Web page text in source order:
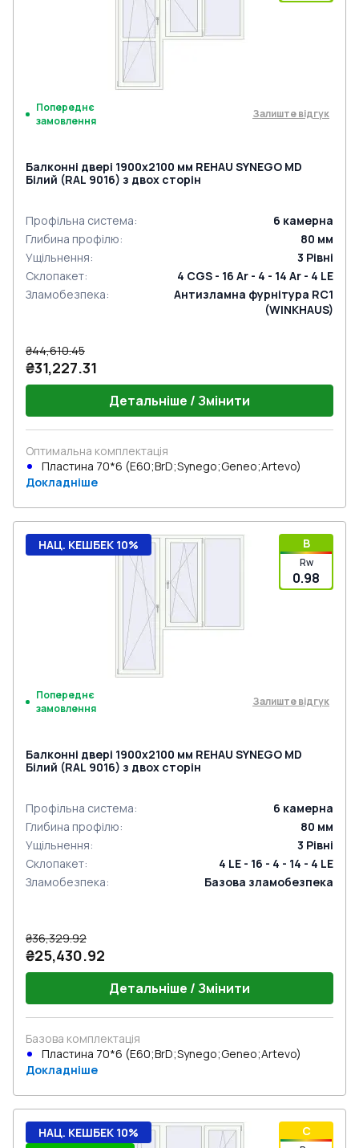
Попереднє
замовлення
Залиште відгук
Балконні двері 1900x2100 мм REHAU SYNEGO MD
Білий (RAL 9016) з двох сторін
Профільна система: 6 камерна
Глибина профілю: 80 мм
Ущільнення: 3 Рівні
Склопакет:
4 CGS - 16 Ar - 4 - 14 Ar - 4 LE
Зламобезпека:
Антизламна фурнітура RC1
(WINKHAUS)
₴44,610.45
₴31,227.31
Детальніше / Змінити
Оптимальна комплектація
Пластина 70*6 (E60;BrD;Synego;Geneo;Artevo)
Докладніше
B
Rw
0.98
НАЦ. КЕШБЕК 10%
Попереднє
замовлення
Залиште відгук
Балконні двері 1900x2100 мм REHAU SYNEGO MD
Білий (RAL 9016) з двох сторін
Профільна система: 6 камерна
Глибина профілю: 80 мм
Ущільнення: 3 Рівні
Склопакет:
4 LE - 16 - 4 - 14 - 4 LE
Зламобезпека: Базова зламобезпека
₴36,329.92
₴25,430.92
Детальніше / Змінити
Базова комплектація
Пластина 70*6 (E60;BrD;Synego;Geneo;Artevo)
Докладніше
C
НАЦ. КЕШБЕК 10%